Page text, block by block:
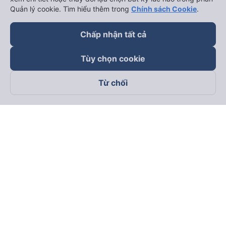
Theo dõi chúng tôi trên
Quản lý cookie. Tìm hiểu thêm trong Chính sách Cookie.
Chấp nhận tất cả
Tùy chọn cookie
Từ chối